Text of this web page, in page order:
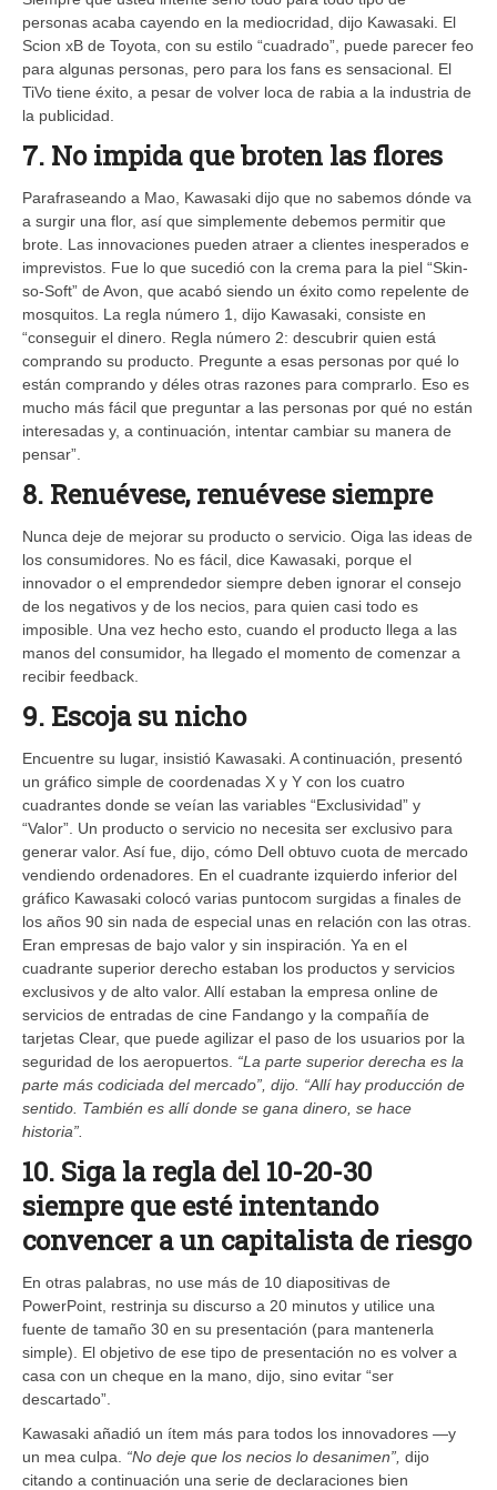
personas acaba cayendo en la mediocridad, dijo Kawasaki. El
Scion xB de Toyota, con su estilo “cuadrado”, puede parecer feo
para algunas personas, pero para los fans es sensacional. El
TiVo tiene éxito, a pesar de volver loca de rabia a la industria de
la publicidad.
7. No impida que broten las flores
Parafraseando a Mao, Kawasaki dijo que no sabemos dónde va
a surgir una flor, así que simplemente debemos permitir que
brote. Las innovaciones pueden atraer a clientes inesperados e
imprevistos. Fue lo que sucedió con la crema para la piel “Skin-
so-Soft” de Avon, que acabó siendo un éxito como repelente de
mosquitos. La regla número 1, dijo Kawasaki, consiste en
“conseguir el dinero. Regla número 2: descubrir quien está
comprando su producto. Pregunte a esas personas por qué lo
están comprando y déles otras razones para comprarlo. Eso es
mucho más fácil que preguntar a las personas por qué no están
interesadas y, a continuación, intentar cambiar su manera de
pensar”.
8. Renuévese, renuévese siempre
Nunca deje de mejorar su producto o servicio. Oiga las ideas de
los consumidores. No es fácil, dice Kawasaki, porque el
innovador o el emprendedor siempre deben ignorar el consejo
de los negativos y de los necios, para quien casi todo es
imposible. Una vez hecho esto, cuando el producto llega a las
manos del consumidor, ha llegado el momento de comenzar a
recibir feedback.
9. Escoja su nicho
Encuentre su lugar, insistió Kawasaki. A continuación, presentó
un gráfico simple de coordenadas X y Y con los cuatro
cuadrantes donde se veían las variables “Exclusividad” y
“Valor”. Un producto o servicio no necesita ser exclusivo para
generar valor. Así fue, dijo, cómo Dell obtuvo cuota de mercado
vendiendo ordenadores. En el cuadrante izquierdo inferior del
gráfico Kawasaki colocó varias puntocom surgidas a finales de
los años 90 sin nada de especial unas en relación con las otras.
Eran empresas de bajo valor y sin inspiración. Ya en el
cuadrante superior derecho estaban los productos y servicios
exclusivos y de alto valor. Allí estaban la empresa online de
servicios de entradas de cine Fandango y la compañía de
tarjetas Clear, que puede agilizar el paso de los usuarios por la
seguridad de los aeropuertos. “La parte superior derecha es la
parte más codiciada del mercado”, dijo. “Allí hay producción de
sentido. También es allí donde se gana dinero, se hace
historia”.
10. Siga la regla del 10-20-30
siempre que esté intentando
convencer a un capitalista de riesgo
En otras palabras, no use más de 10 diapositivas de
PowerPoint, restrinja su discurso a 20 minutos y utilice una
fuente de tamaño 30 en su presentación (para mantenerla
simple). El objetivo de ese tipo de presentación no es volver a
casa con un cheque en la mano, dijo, sino evitar “ser
descartado”.
Kawasaki añadió un ítem más para todos los innovadores —y
un mea culpa. “No deje que los necios lo desanimen”, dijo
citando a continuación una serie de declaraciones bien